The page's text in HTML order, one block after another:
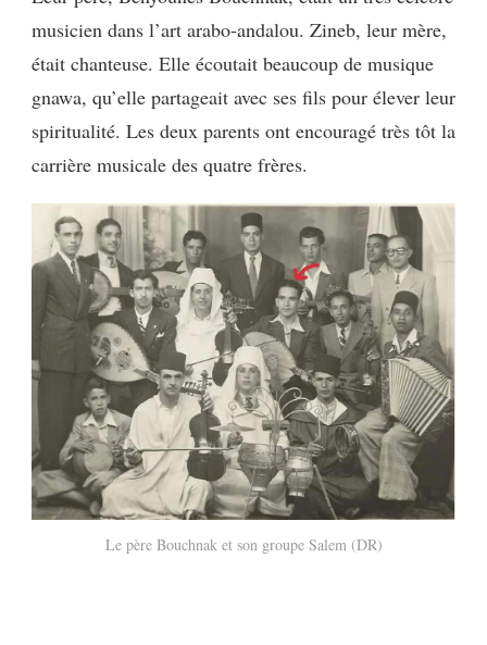
musicien dans l’art arabo-andalou. Zineb, leur mère,
était chanteuse. Elle écoutait beaucoup de musique
gnawa, qu’elle partageait avec ses fils pour élever leur
spiritualité. Les deux parents ont encouragé très tôt la
carrière musicale des quatre frères.
Le père Bouchnak et son groupe Salem (DR)